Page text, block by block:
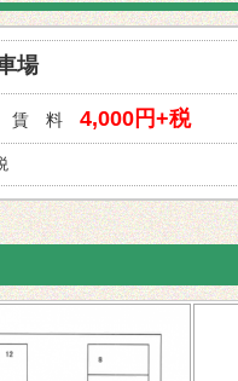
車場
賃 料 4,000円+税